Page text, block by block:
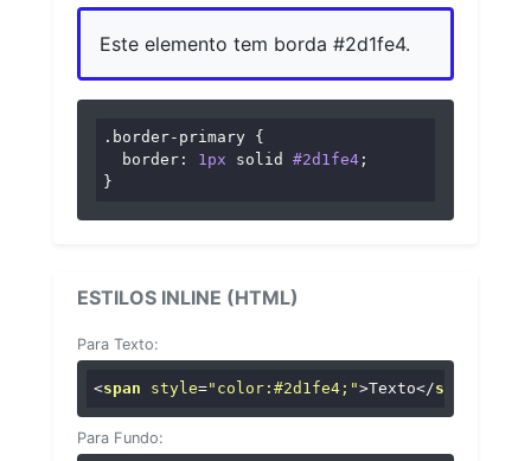
Este elemento tem borda #2d1fe4.
.border-primary {
border : 1px solid #2d1fe4 ;
}
ESTILOS INLINE (HTML)
Para Texto:
<span style="color:#2d1fe4;">Texto</span
Para Fundo: